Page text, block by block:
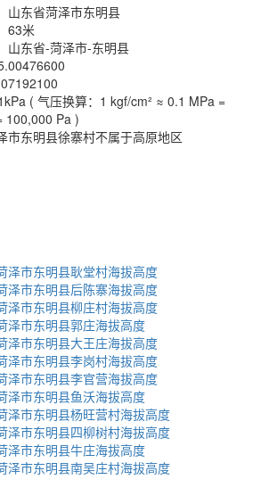
山东省菏泽市东明县
63米
山东省-菏泽市-东明县
( 气压换算：1 kgf/cm² ≈ 0.1 MPa =
100,000 Pa )
市东明县徐寨村不属于高原地区
泽市东明县耿堂村海拔高度
泽市东明县后陈寨海拔高度
泽市东明县柳庄村海拔高度
泽市东明县郭庄海拔高度
泽市东明县大王庄海拔高度
泽市东明县李岗村海拔高度
泽市东明县李官营海拔高度
泽市东明县鱼沃海拔高度
泽市东明县杨旺营村海拔高度
泽市东明县四柳树村海拔高度
泽市东明县牛庄海拔高度
泽市东明县南吴庄村海拔高度